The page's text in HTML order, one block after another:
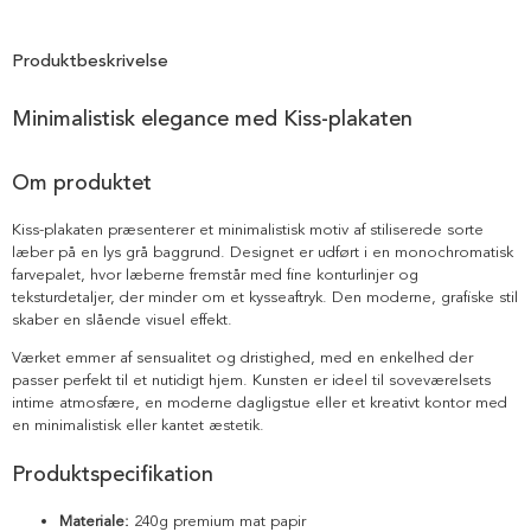
Produktbeskrivelse
Minimalistisk elegance med Kiss-plakaten
Om produktet
Kiss-plakaten præsenterer et minimalistisk motiv af stiliserede sorte
læber på en lys grå baggrund. Designet er udført i en monochromatisk
farvepalet, hvor læberne fremstår med fine konturlinjer og
teksturdetaljer, der minder om et kysseaftryk. Den moderne, grafiske stil
skaber en slående visuel effekt.
Værket emmer af sensualitet og dristighed, med en enkelhed der
passer perfekt til et nutidigt hjem. Kunsten er ideel til soveværelsets
intime atmosfære, en moderne dagligstue eller et kreativt kontor med
en minimalistisk eller kantet æstetik.
Produktspecifikation
Materiale: 240g premium mat papir